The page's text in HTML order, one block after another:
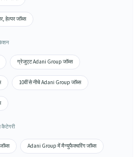
हेल्पर जॉब्स
ग्रेजुएट Adani Group जॉब्स
10वीं से नीचे Adani Group जॉब्स
कैटेगरी
Adani Group में मैन्युफैक्चरिंग जॉब्स